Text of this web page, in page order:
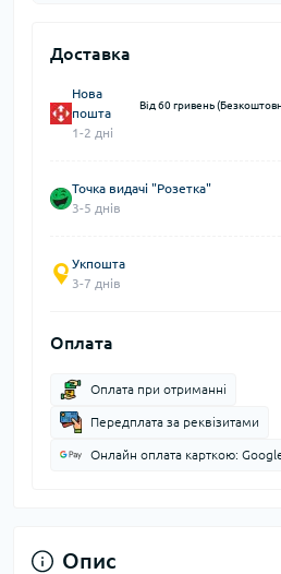
Доставка
Нова
пошта
1-2 дні
Від 60 гривень
Точка видачі "Розетка"
3-5 днів
Укпошта
3-7 днів
Оплата
Оплата при отриманні
Передплата за реквізитами
Онлайн оплата карткою:
Опис